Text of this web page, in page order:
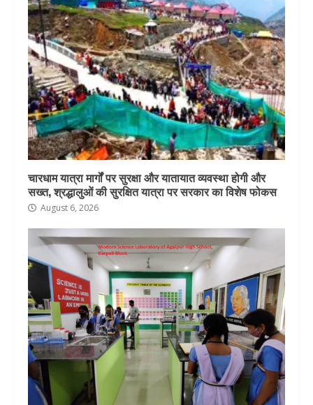
चारधाम यात्रा मार्गों पर सुरक्षा और यातायात व्यवस्था होगी और
सख्त, श्रद्धालुओं की सुरक्षित यात्रा पर सरकार का विशेष फोकस
August 6, 2026